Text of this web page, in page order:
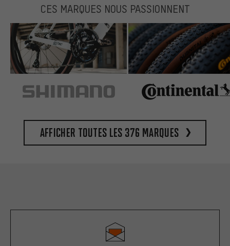
CES MARQUES NOUS PASSIONNENT
Afficher toutes les 376 marques